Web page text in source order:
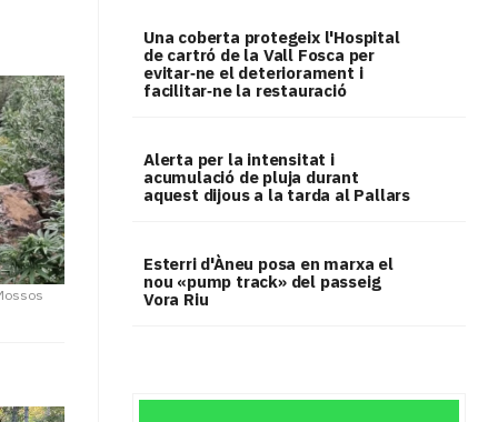
Una coberta protegeix l'Hospital
de cartró de la Vall Fosca per
evitar‑ne el deteriorament i
facilitar‑ne la restauració
Alerta per la intensitat i
acumulació de pluja durant
aquest dijous a la tarda al Pallars
Esterri d'Àneu posa en marxa el
nou «pump track» del passeig
Vora Riu